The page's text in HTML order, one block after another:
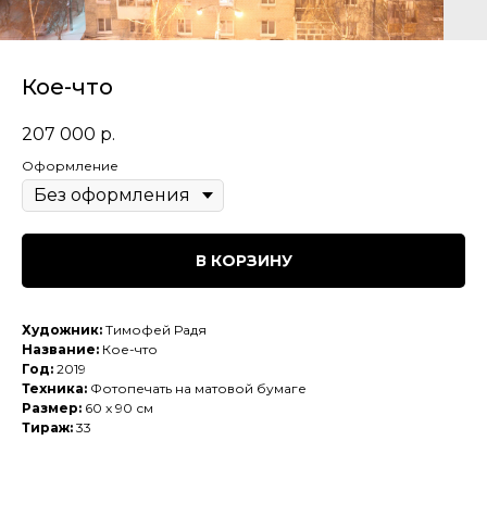
Кое-что
207 000 р.
Оформление
В КОРЗИНУ
Художник: Тимофей Радя
Название: Кое-что
Год: 2019
Техника: Фотопечать на матовой бумаге
Размер: 60 x 90 см
Тираж: 33